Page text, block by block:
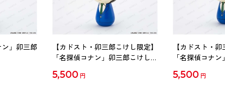
」卯三郎
【カドスト・卯三郎こけし限定】
「名探偵コナン」卯三郎こけし
5,500 円
【カドスト・
「名探偵コナ
5,500 円